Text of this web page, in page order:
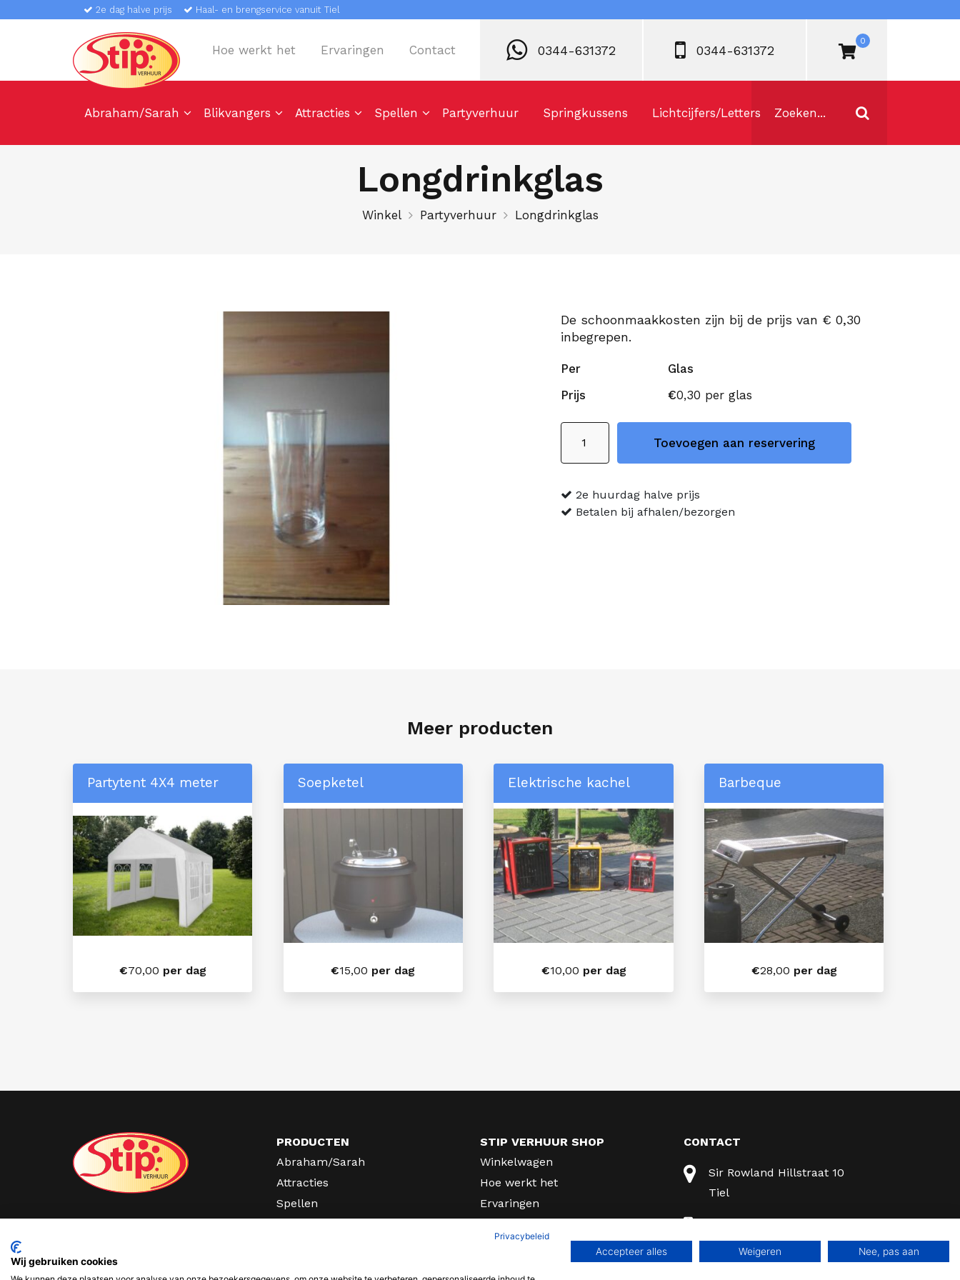
2e dag halve prijs Haal- en brengservice vanuit Tiel
Hoe werkt het Ervaringen Contact 0344-631372 0344-631372
0
Abraham/Sarah Blikvangers Attracties Spellen Partyverhuur Springkussens Lichtcijfers/Letters
Longdrinkglas
Winkel Partyverhuur Longdrinkglas
De schoonmaakkosten zijn bij de prijs van € 0,30
inbegrepen.
Per
Glas
Prijs
€0,30 per glas
Longdrinkglas
aantal
Toevoegen aan reservering
2e huurdag halve prijs
Betalen bij afhalen/bezorgen
Meer producten
Partytent 4X4 meter
€70,00 per dag
Soepketel
€15,00 per dag
Elektrische kachel
€10,00 per dag
Barbeque
€28,00 per dag
Heb je vragen?
PRODUCTEN
Abraham/Sarah
Attracties
Spellen
STIP VERHUUR SHOP
Winkelwagen
Hoe werkt het
Ervaringen
Privacy
CONTACT
Sir Rowland Hillstraat 10
Tiel
0344 - 631 372
0344 - 631 372
Privacybeleid
Wij gebruiken cookies
Accepteer alles Weigeren Nee, pas aan